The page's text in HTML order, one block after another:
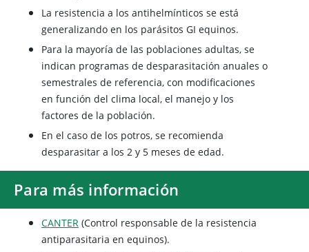
La resistencia a los antihelmínticos se está
generalizando en los parásitos GI equinos.
Para la mayoría de las poblaciones adultas, se
indican programas de desparasitación anuales o
semestrales de referencia, con modificaciones
en función del clima local, el manejo y los
factores de la población.
En el caso de los potros, se recomienda
desparasitar a los 2 y 5 meses de edad.
Para más información
CANTER (Control responsable de la resistencia
antiparasitaria en equinos).